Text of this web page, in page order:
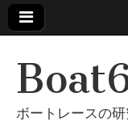
ボートレースの